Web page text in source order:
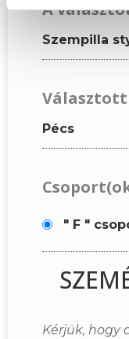
A
Szempilla
Pécs
" F "
Kérjük, hogy